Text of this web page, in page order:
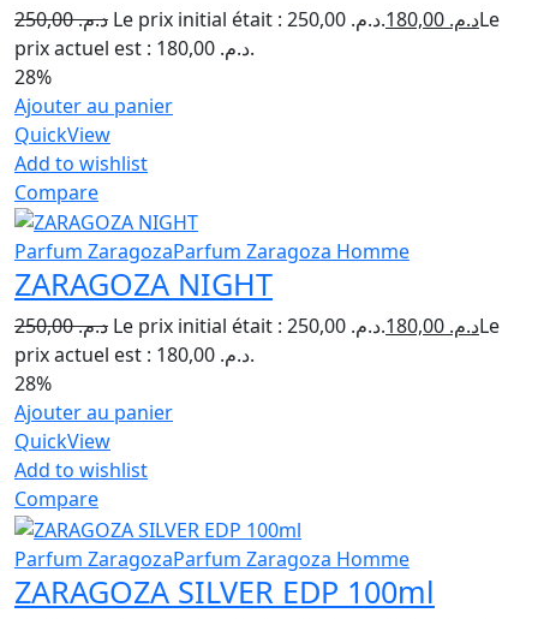
د.م.250,00 Le prix initial était : د.م. 250,00. د.م.Le
prix actuel est : د.م. 180,00.
28%
Ajouter au panier
QuickView
Add to wishlist
Compare
Parfum ZaragozaParfum Zaragoza Homme
ZARAGOZA NIGHT
د.م.250,00 Le prix initial était : د.م. 250,00. د.م.Le
prix actuel est : د.م. 180,00.
28%
Ajouter au panier
QuickView
Add to wishlist
Compare
Parfum ZaragozaParfum Zaragoza Homme
ZARAGOZA SILVER EDP 100ml